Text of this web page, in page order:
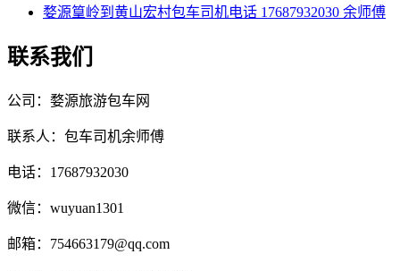
婺源篁岭到黄山宏村包车司机电话 17687932030 余师傅
联系我们
公司：婺源旅游包车网
联系人：包车司机余师傅
电话：17687932030
微信：wuyuan1301
邮箱：754663179@qq.com